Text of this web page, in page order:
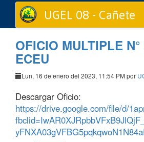
UGEL 08 - Cañete
OFICIO MULTIPLE
ECEU
Lun, 16 de enero del 2023, 11:54 PM por
Descargar Oficio:
https://drive.google.com/file/d/